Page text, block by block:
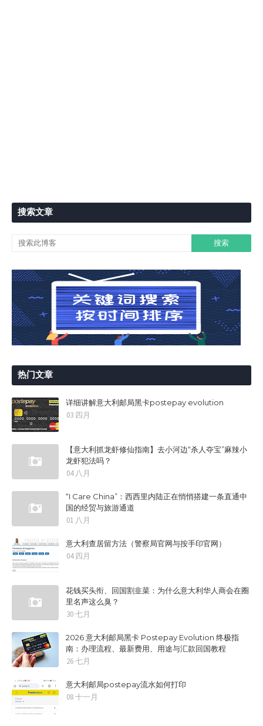
搜索文章
热门文章
详细讲解意大利邮局黑卡postepay evolution
03 四月
【意大利抓龙虾修仙指南】去小河边“杀人夺宝”麻辣小
龙虾犯法吗？
04 八月
“I Care China”：西西里内陆正在悄悄搭建一条直通中
国的经贸与旅游通道
01 八月
意大利查居留方法（警察局官网与按手印官网）
04 四月
花钱买头衔、回国割韭菜：为什么意大利华人商会在圈
里名声这么臭？
30 七月
2026 意大利邮局黑卡 Postepay Evolution 终极指
南：办理流程、最新费用、用途与汇款回国教程
26 七月
意大利邮局postepay流水如何打印
08 十一月